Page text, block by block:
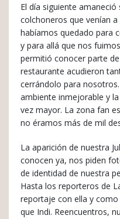
El día siguiente
colchoneros que venían
habíamos quedado para
y para allá que nos
permitió conocer parte
restaurante acudieron
cerrándolo para
ambiente inmejorable y
vez mayor. La zona fan
no éramos más de mil
La aparición de nuestra
conocen ya, nos piden
de identidad de nuestra
Hasta los reporteros de
reportaje con ella y
que Indi. Reencuentros,